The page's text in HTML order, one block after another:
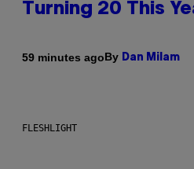
Turning 20 This
59 minutes agoBy Dan Milam
FLESHLIGHT